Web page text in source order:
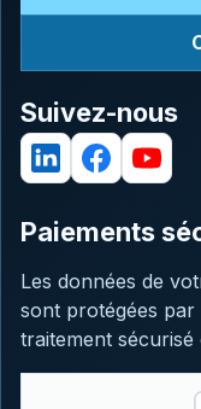
Suivez-nous
Paiements
Les données de
sont protégées
traitement sécurisé